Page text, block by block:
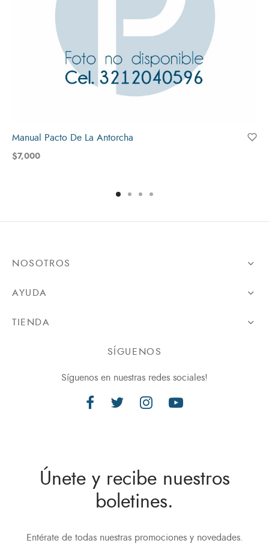
Manual Pacto De La Antorcha
$7,000
NOSOTROS
AYUDA
TIENDA
SÍGUENOS
Síguenos en nuestras redes sociales!
Únete y recibe nuestros
boletines.
Entérate de todas nuestras promociones y novedades.